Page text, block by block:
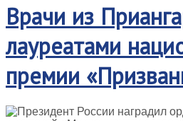
Врачи из
лауреатами
премии